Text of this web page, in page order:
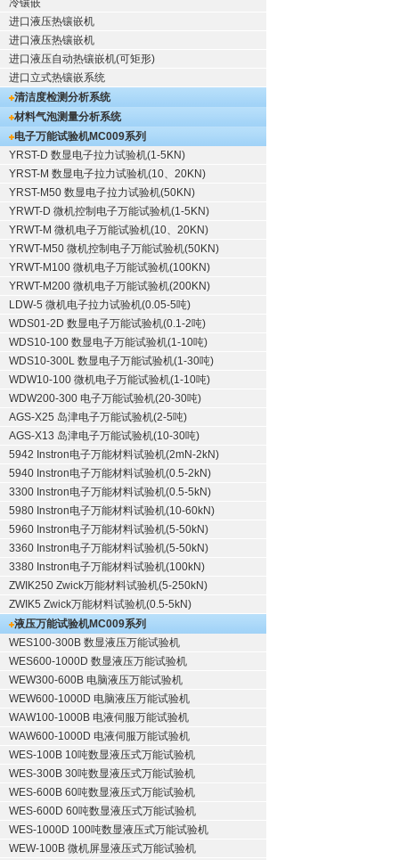
冷镶嵌
进口液压热镶嵌机
进口液压热镶嵌机
进口液压自动热镶嵌机(可矩形)
进口立式热镶嵌系统
清洁度检测分析系统
材料气泡测量分析系统
电子万能试验机MC009系列
YRST-D 数显电子拉力试验机(1-5KN)
YRST-M 数显电子拉力试验机(10、20KN)
YRST-M50 数显电子拉力试验机(50KN)
YRWT-D 微机控制电子万能试验机(1-5KN)
YRWT-M 微机电子万能试验机(10、20KN)
YRWT-M50 微机控制电子万能试验机(50KN)
YRWT-M100 微机电子万能试验机(100KN)
YRWT-M200 微机电子万能试验机(200KN)
LDW-5 微机电子拉力试验机(0.05-5吨)
WDS01-2D 数显电子万能试验机(0.1-2吨)
WDS10-100 数显电子万能试验机(1-10吨)
WDS10-300L 数显电子万能试验机(1-30吨)
WDW10-100 微机电子万能试验机(1-10吨)
WDW200-300 电子万能试验机(20-30吨)
AGS-X25 岛津电子万能试验机(2-5吨)
AGS-X13 岛津电子万能试验机(10-30吨)
5942 Instron电子万能材料试验机(2mN-2kN)
5940 Instron电子万能材料试验机(0.5-2kN)
3300 Instron电子万能材料试验机(0.5-5kN)
5980 Instron电子万能材料试验机(10-60kN)
5960 Instron电子万能材料试验机(5-50kN)
3360 Instron电子万能材料试验机(5-50kN)
3380 Instron电子万能材料试验机(100kN)
ZWIK250 Zwick万能材料试验机(5-250kN)
ZWIK5 Zwick万能材料试验机(0.5-5kN)
液压万能试验机MC009系列
WES100-300B 数显液压万能试验机
WES600-1000D 数显液压万能试验机
WEW300-600B 电脑液压万能试验机
WEW600-1000D 电脑液压万能试验机
WAW100-1000B 电液伺服万能试验机
WAW600-1000D 电液伺服万能试验机
WES-100B 10吨数显液压式万能试验机
WES-300B 30吨数显液压式万能试验机
WES-600B 60吨数显液压式万能试验机
WES-600D 60吨数显液压式万能试验机
WES-1000D 100吨数显液压式万能试验机
WEW-100B 微机屏显液压式万能试验机